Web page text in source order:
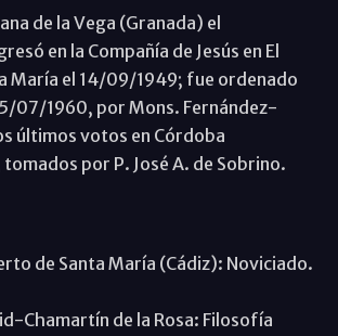
de la Vega (Granada) el
en la Compañía de Jesús en El
María el 14/09/1949; fue ordenado
07/1960, por Mons. Fernández-
últimos votos en Córdoba
por P. José A. de Sobrino.
de Santa María (Cádiz): Noviciado.
Chamartín de la Rosa: Filosofía